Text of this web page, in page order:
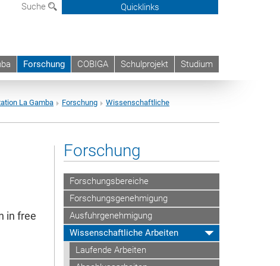
Suche Quicklinks
Forschung COBIGA Schulprojekt Studium
La Gamba Forschung
Wissenschaftliche
in free
Forschung
Forschungsbereiche
Forschungsgenehmigung
Ausfuhrgenehmigung
Wissenschaftliche Arbeiten
Laufende Arbeiten